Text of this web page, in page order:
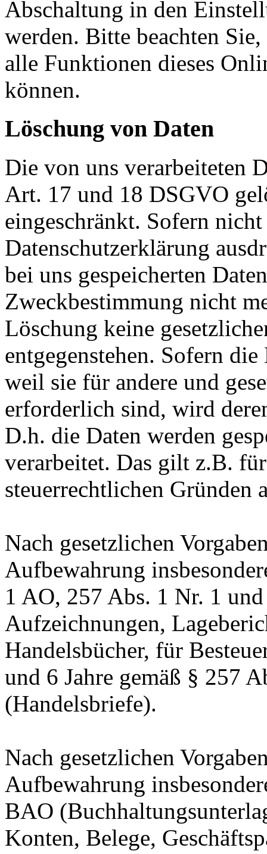
Abschaltung in den
werden. Bitte beachten
alle Funktionen dieses
können.
Löschung von Daten
Die von uns verarbeiteten
Art. 17 und 18 DSGVO
eingeschränkt. Sofern
Datenschutzerklärung
bei uns gespeicherten
Zweckbestimmung nicht
Löschung keine
entgegenstehen. Sofern
weil sie für andere und
erforderlich sind, wird
D.h. die Daten werden
verarbeitet. Das gilt z.B.
steuerrechtlichen Gründen
Nach gesetzlichen
Aufbewahrung
1 AO, 257 Abs. 1 Nr. 1
Aufzeichnungen,
Handelsbücher, für
und 6 Jahre gemäß § 257
(Handelsbriefe).
Nach gesetzlichen
Aufbewahrung
BAO
Konten, Belege,